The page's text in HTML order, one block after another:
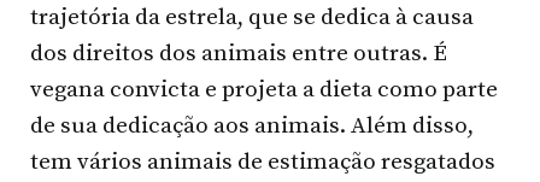
trajetória da estrela, que se dedica à causa
dos direitos dos animais entre outras. É
vegana convicta e projeta a dieta como parte
de sua dedicação aos animais. Além disso,
tem vários animais de estimação resgatados